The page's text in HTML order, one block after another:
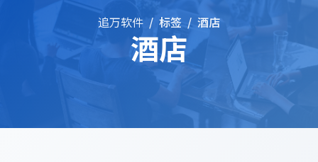
追万软件 标签 酒店
酒店